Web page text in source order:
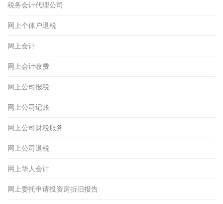
税务会计代理公司
网上个体户退税
网上会计
网上会计收费
网上公司报税
网上公司记账
网上公司财税服务
网上公司退税
网上华人会计
网上委托申请投资房折旧报告